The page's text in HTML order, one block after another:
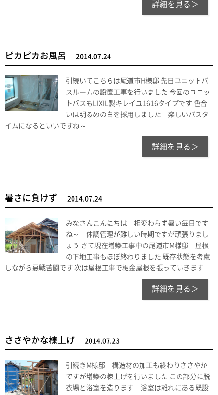
詳細を見る＞
ピカピカお風呂 2014.07.24
引続いてこちらは尾道市H様邸 先日ユニットバ
スルームの設置工事を行いました 今回のユニッ
トバスもLIXIL製キレイユ1616タイプです 色合
いは明るめの白を採用しました 楽しいバスタ
イムになるといいですね～
詳細を見る＞
暑さに負けず 2014.07.24
みなさんこんにちは 相変わらず暑い毎日です
ね～ 体調管理が難しい時期ですが頑張りまし
ょう さて現在増築工事中の尾道市M様邸 屋根
の下地工事もほぼ終わりました 既存状態を考慮
しながら悪戦苦闘です 次は屋根工事で板金屋根を張っていきます
詳細を見る＞
ささやかな棟上げ 2014.07.23
引続きM様邸 構造材の加工も終わりささやか
ですが増築の棟上げを行いました この部分に脱
衣場と浴室を造ります 浴室は離れにある既設